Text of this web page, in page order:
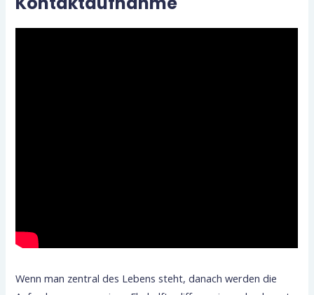
Wenn man zentral des Lebens steht, danach werden die